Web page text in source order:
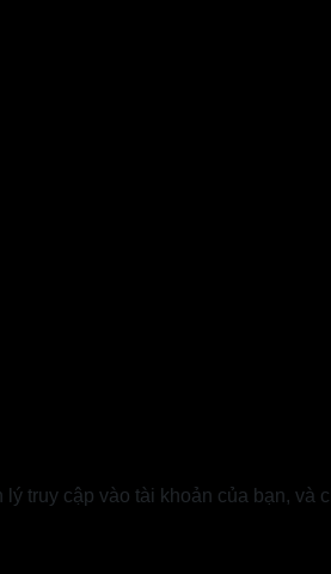
truy cập vào tài khoản của bạn, và